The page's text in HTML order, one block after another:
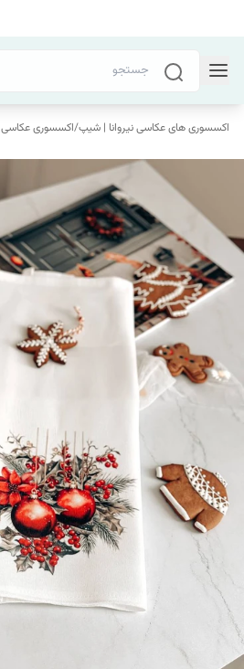
اکسسوری های عکاسی نیروانا | شیپ/اکسسوری عکاسی